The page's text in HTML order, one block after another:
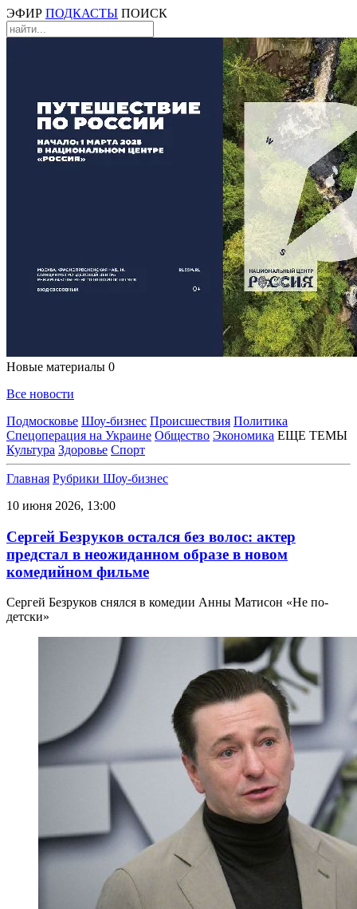
ЭФИР ПОДКАСТЫ ПОИСК
Новые материалы 0
Все новости
Подмосковье Шоу-бизнес Происшествия Политика
Спецоперация на Украине Общество Экономика ЕЩЕ ТЕМЫ
Культура Здоровье Спорт
Главная Рубрики Шоу-бизнес
10 июня 2026, 13:00
Сергей Безруков остался без волос: актер
предстал в неожиданном образе в новом
комедийном фильме
Сергей Безруков снялся в комедии Анны Матисон «Не по-
детски»